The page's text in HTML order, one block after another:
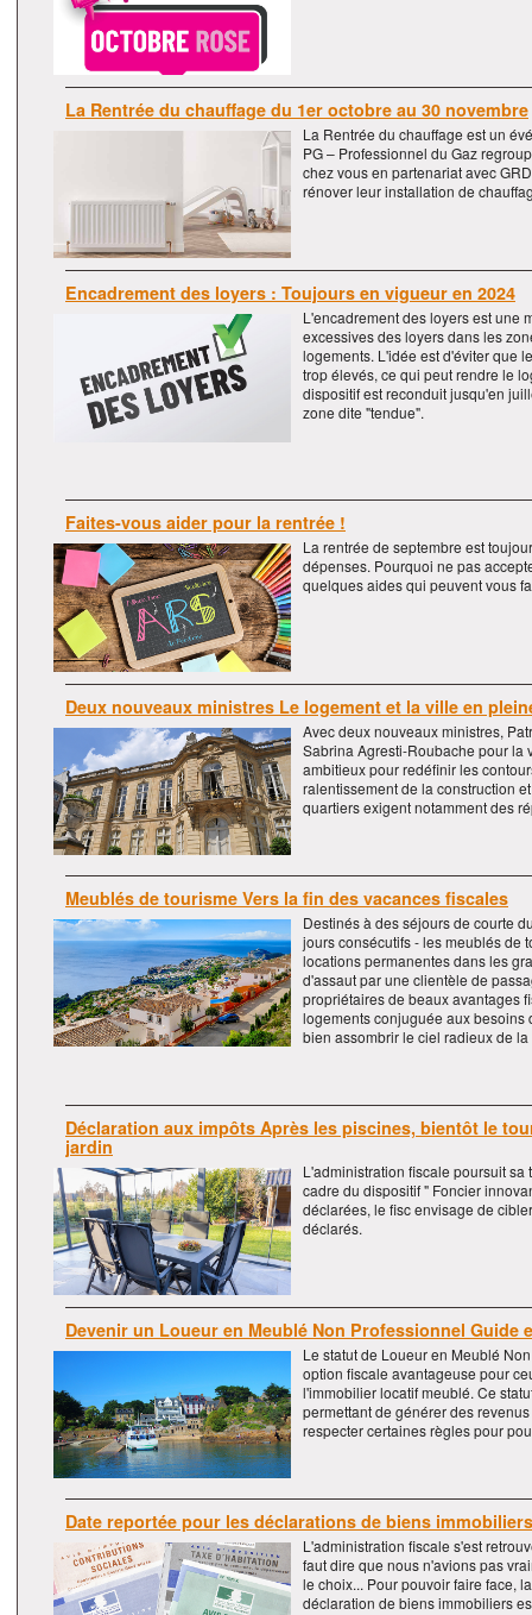
La Rentrée du chauffage du 1er octobre au 30 novembre
La Rentrée du chauffage est un
PG – Professionnel du Gaz
chez vous en partenariat avec
rénover leur installation de
Encadrement des loyers : Toujours en vigueur en 2024
L'encadrement des loyers est une
excessives des loyers dans les
logements. L'idée est d'éviter que
trop élevés, ce qui peut rendre le
dispositif est reconduit jusqu'en
zone dite "tendue".
Faites-vous aider pour la rentrée !
La rentrée de septembre est
dépenses. Pourquoi ne pas
quelques aides qui peuvent vous
Deux nouveaux ministres Le logement et la ville en
Avec deux nouveaux ministres,
Sabrina Agresti-Roubache pour la
ambitieux pour redéfinir les
ralentissement de la construction
quartiers exigent notamment des
Meublés de tourisme Vers la fin des vacances fiscales
Destinés à des séjours de courte
jours consécutifs - les meublés de
locations permanentes dans les
d'assaut par une clientèle de
propriétaires de beaux avantages
logements conjuguée aux
bien assombrir le ciel radieux de
Déclaration aux impôts Après les piscines, bientôt le
jardin
L'administration fiscale poursuit
cadre du dispositif " Foncier
déclarées, le fisc envisage de
déclarés.
Devenir un Loueur en Meublé Non Professionnel Guide
Le statut de Loueur en Meublé
option fiscale avantageuse pour
l'immobilier locatif meublé. Ce
permettant de générer des
respecter certaines règles pour
Date reportée pour les déclarations de biens immobiliers
L'administration fiscale s'est
faut dire que nous n'avions pas
le choix... Pour pouvoir faire face, la
déclaration de biens immobiliers